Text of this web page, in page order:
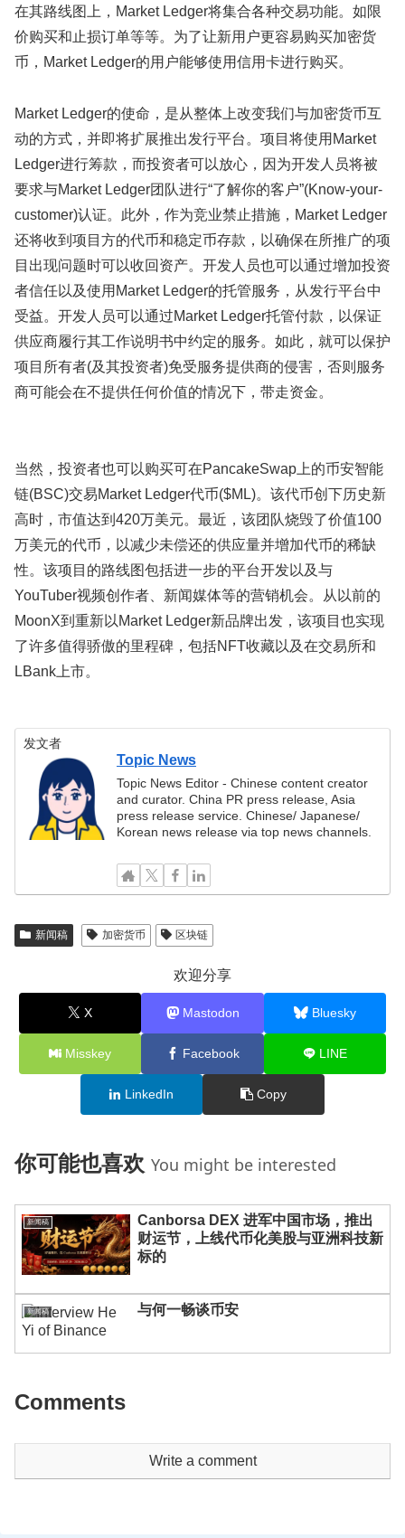
在其路线图上，Market Ledger将集合各种交易功能。如限
价购买和止损订单等等。为了让新用户更容易购买加密货
币，Market Ledger的用户能够使用信用卡进行购买。
Market Ledger的使命，是从整体上改变我们与加密货币互
动的方式，并即将扩展推出发行平台。项目将使用Market
Ledger进行筹款，而投资者可以放心，因为开发人员将被
要求与Market Ledger团队进行“了解你的客户”(Know-your-
customer)认证。此外，作为竞业禁止措施，Market Ledger
还将收到项目方的代币和稳定币存款，以确保在所推广的项
目出现问题时可以收回资产。开发人员也可以通过增加投资
者信任以及使用Market Ledger的托管服务，从发行平台中
受益。开发人员可以通过Market Ledger托管付款，以保证
供应商履行其工作说明书中约定的服务。如此，就可以保护
项目所有者(及其投资者)免受服务提供商的侵害，否则服务
商可能会在不提供任何价值的情况下，带走资金。
当然，投资者也可以购买可在PancakeSwap上的币安智能
链(BSC)交易Market Ledger代币($ML)。该代币创下历史新
高时，市值达到420万美元。最近，该团队烧毁了价值100
万美元的代币，以减少未偿还的供应量并增加代币的稀缺
性。该项目的路线图包括进一步的平台开发以及与
YouTuber视频创作者、新闻媒体等的营销机会。从以前的
MoonX到重新以Market Ledger新品牌出发，该项目也实现
了许多值得骄傲的里程碑，包括NFT收藏以及在交易所和
LBank上市。
发文者
Topic News
Topic News Editor - Chinese content creator
and curator. China PR press release, Asia
press release service. Chinese/ Japanese/
Korean news release via top news channels.
新闻稿 加密货币 区块链
欢迎分享
X Mastodon Bluesky
Misskey Facebook LINE
LinkedIn Copy
你可能也喜欢 You might be interested
新闻稿
Canborsa DEX 进军中国市场，推出
财运节，上线代币化美股与亚洲科技新
标的
新闻稿 与何一畅谈币安
Comments
Write a comment